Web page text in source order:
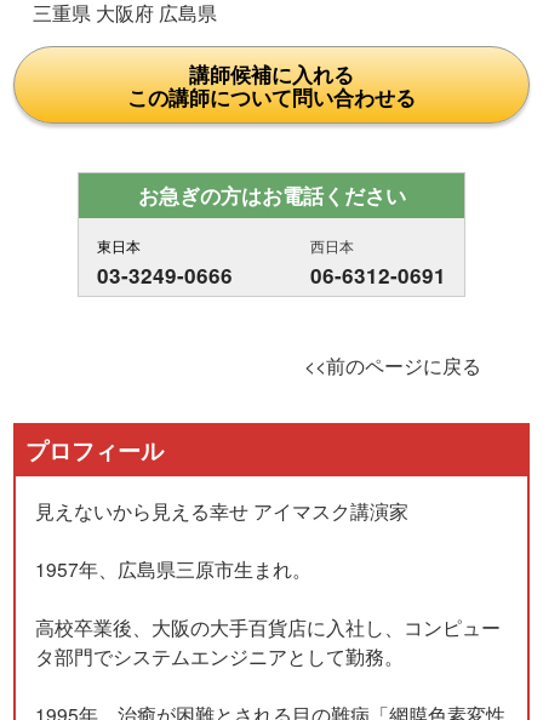
三重県 大阪府 広島県
講師候補に入れる
この講師について問い合わせる
お急ぎの方はお電話ください
東日本
03-3249-0666
西日本
06-6312-0691
<<前のページに戻る
プロフィール
見えないから見える幸せ アイマスク講演家
1957年、広島県三原市生まれ。
高校卒業後、大阪の大手百貨店に入社し、コンピュー
タ部門でシステムエンジニアとして勤務。
1995年、治癒が困難とされる目の難病「網膜色素変性